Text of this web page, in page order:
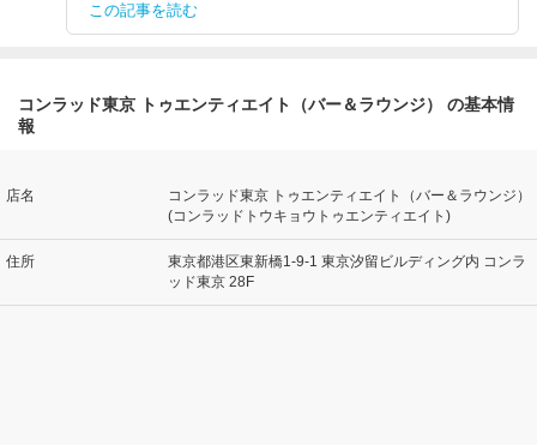
この記事を読む
コンラッド東京 トゥエンティエイト（バー＆ラウンジ） の基本情
報
店名
コンラッド東京 トゥエンティエイト（バー＆ラウンジ）
(コンラッドトウキョウトゥエンティエイト)
住所
東京都港区東新橋1-9-1 東京汐留ビルディング内 コンラ
ッド東京 28F